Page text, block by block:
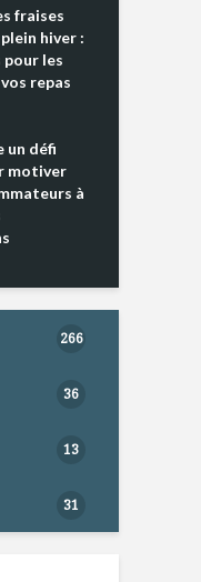
fraises
hiver :
les
repas
un défi
motiver
à
266
36
13
31